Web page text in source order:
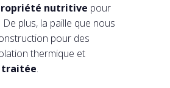
nutritive pour
plus, la paille que nous
pour des
thermique et
traitée.